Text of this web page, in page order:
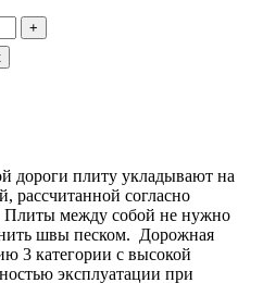
+
дороги плиту укладывают на
рассчитанной согласно
Плиты между собой не нужно
швы песком. Дорожная
3 категории с высокой
эксплуатации при